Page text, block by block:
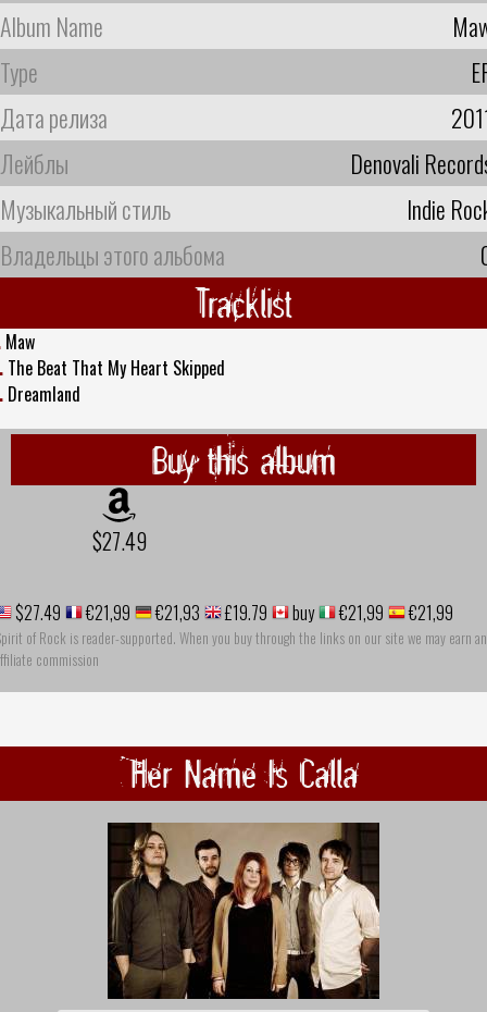
Album Name
Type
Дата релиза
Лейблы
Denovali
Музыкальный стиль
Indie
Владельцы этого альбома
Tracklist
Maw
The Beat That My Heart Skipped
Dreamland
Buy this album
$27.49
$27.49 €21,99 €21,93 £19.79 buy €21,99 €21,99
of Rock is reader-supported. When you buy through the links on our site we may earn an
commission
Her Name Is Calla